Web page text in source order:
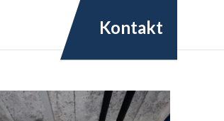
Kontakt